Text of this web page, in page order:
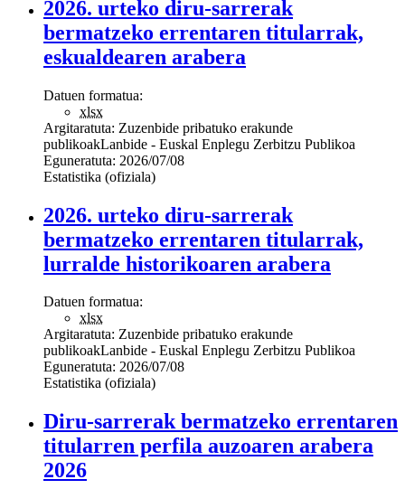
2026. urteko diru-sarrerak
bermatzeko errentaren titularrak,
eskualdearen arabera
Datuen formatua:
xlsx
Argitaratuta: Zuzenbide pribatuko erakunde
publikoakLanbide - Euskal Enplegu Zerbitzu Publikoa
Eguneratuta: 2026/07/08
Estatistika (ofiziala)
2026. urteko diru-sarrerak
bermatzeko errentaren titularrak,
lurralde historikoaren arabera
Datuen formatua:
xlsx
Argitaratuta: Zuzenbide pribatuko erakunde
publikoakLanbide - Euskal Enplegu Zerbitzu Publikoa
Eguneratuta: 2026/07/08
Estatistika (ofiziala)
Diru-sarrerak bermatzeko errentaren
titularren perfila auzoaren arabera
2026